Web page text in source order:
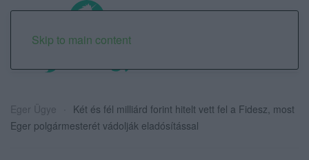
Skip to main content
Eger Ügye
Két és fél milliárd forint hitelt vett fel a Fidesz, most
Eger polgármesterét vádolják eladósítással